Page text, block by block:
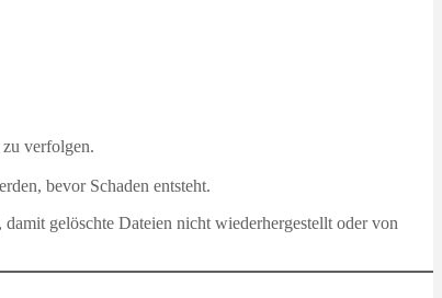
verfolgen.
bevor Schaden entsteht.
, damit gelöschte Dateien nicht wiederhergestellt oder von